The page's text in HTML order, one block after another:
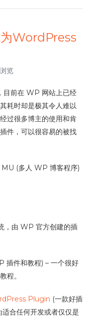
WordPress
览
目前在 WP 网站上已经
耗时却是极其令人难以
过很多博主的使用和肯
件，可以很容易的被找
(多人 WP 博客程序)
，由 WP 官方创建的插
插件和教程) – 一个很好
程。
Plugin (一款好插
合任何开发或者仅仅是